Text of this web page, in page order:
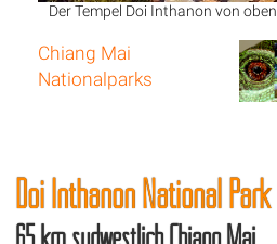
Der Tempel Doi Inthanon von oben
Chiang Mai
Nationalparks
Doi Inthanon National Park